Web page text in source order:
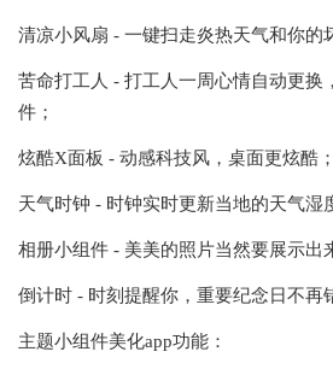
清凉小风扇 - 一键扫走炎热天气和你的
苦命打工人 - 打工人一周心情自动更换
件；
炫酷X面板 - 动感科技风，桌面更炫酷；
天气时钟 - 时钟实时更新当地的天气湿
相册小组件 - 美美的照片当然要展示出
倒计时 - 时刻提醒你，重要纪念日不再
主题小组件美化app功能：